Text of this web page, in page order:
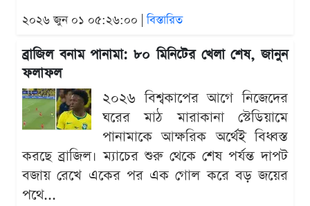
২০২৬ জুন ০১ ০৫:২৬:০০ |বিস্তারিত
ব্রাজিল বনাম পানামা: ৮০ মিনিটের খেলা শেষ, জানুন
ফলাফল
২০২৬ বিশ্বকাপের আগে নিজেদের
ঘরের মাঠ মারাকানা স্টেডিয়ামে
পানামাকে আক্ষরিক অর্থেই বিধ্বস্ত
করছে ব্রাজিল। ম্যাচের শুরু থেকে শেষ পর্যন্ত দাপট
বজায় রেখে একের পর এক গোল করে বড় জয়ের
পথে...